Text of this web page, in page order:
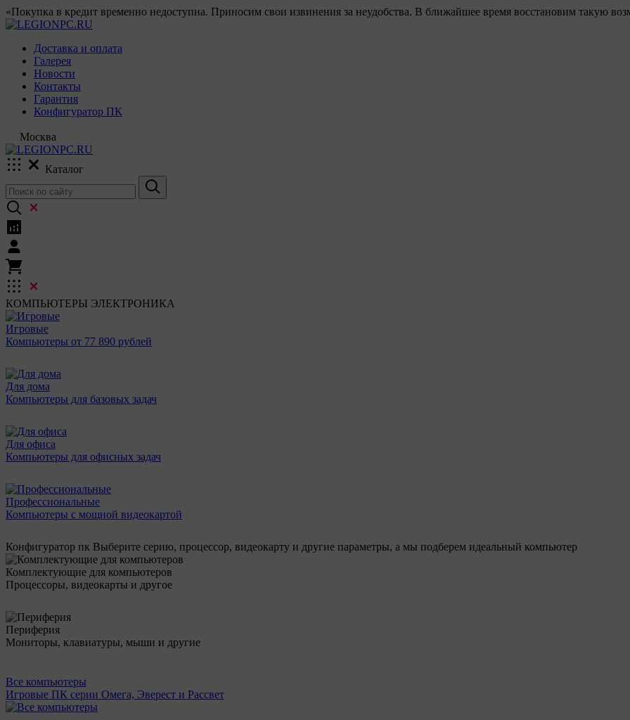
«Покупка в кредит временно недоступна. Приносим свои извинения за неудобства. В ближайшее время восстановим такую
Доставка и оплата
Галерея
Новости
Контакты
Гарантия
Конфигуратор ПК
Москва
Каталог
КОМПЬЮТЕРЫ ЭЛЕКТРОНИКА
Игровые
Компьютеры от 77 890 рублей
Для дома
Компьютеры для базовых задач
Для офиса
Компьютеры для офисных задач
Профессиональные
Компьютеры с мощной видеокартой
Конфигуратор пк Выберите серию, процессор, видеокарту и другие параметры, а мы подберем идеальный компьютер
Комплектующие для компьютеров
Процессоры, видеокарты и другое
Периферия
Мониторы, клавиатуры, мыши и другие
Все компьютеры
Игровые ПК серии Омега, Эверест и Рассвет